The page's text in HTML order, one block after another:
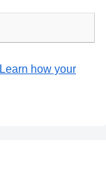
Learn how your